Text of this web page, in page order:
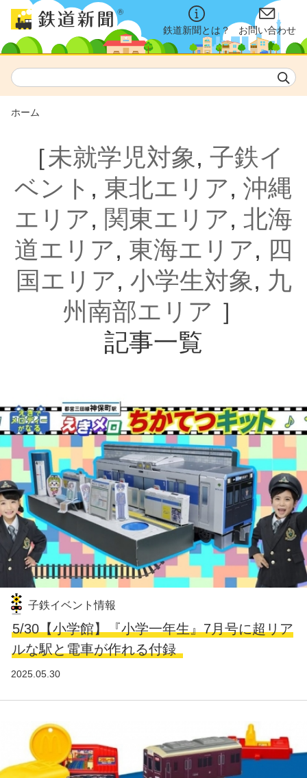
鉄道新聞とは？ お問い合わせ
ホーム
［未就学児対象, 子鉄イ
ベント , 東北エリア, 沖縄
エリア, 関東エリア, 北海
道エリア, 東海エリア, 四
国エリア, 小学生対象, 九
州南部エリア ］
記事一覧
子鉄イベント情報
5/30【小学館】『小学一年生』7月号に超リア
ルな駅と電車が作れる付録
2025.05.30